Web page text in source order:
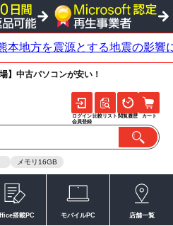
】中古パソコンが安い！
メモリ16GB
ログイン
会員登録
比較リスト 閲覧履歴 カート
搭載PC モバイルPC 店舗一覧